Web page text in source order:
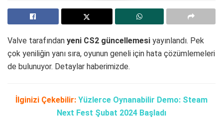
Valve tarafından yeni CS2 güncellemesi yayınlandı. Pek
çok yeniliğin yanı sıra, oyunun geneli için hata çözümlemeleri
de bulunuyor. Detaylar haberimizde.
İlginizi Çekebilir: Yüzlerce Oynanabilir Demo: Steam
Next Fest Şubat 2024 Başladı